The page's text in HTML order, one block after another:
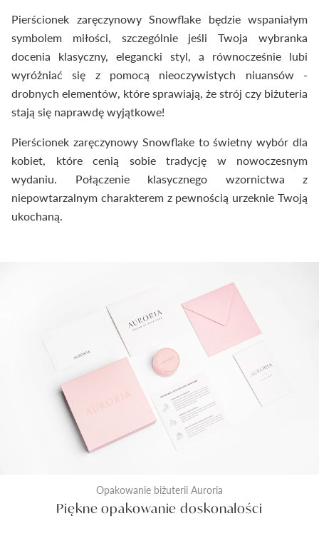
Pierścionek zaręczynowy Snowflake będzie wspaniałym
symbolem miłości, szczególnie jeśli Twoja wybranka
docenia klasyczny, elegancki styl, a równocześnie lubi
wyróżniać się z pomocą nieoczywistych niuansów -
drobnych elementów, które sprawiają, że strój czy biżuteria
stają się naprawdę wyjątkowe!
Pierścionek zaręczynowy Snowflake to świetny wybór dla
kobiet, które cenią sobie tradycję w nowoczesnym
wydaniu. Połączenie klasycznego wzornictwa z
niepowtarzalnym charakterem z pewnością urzeknie Twoją
ukochaną.
Opakowanie biżuterii Auroria
Piękne opakowanie doskonałości